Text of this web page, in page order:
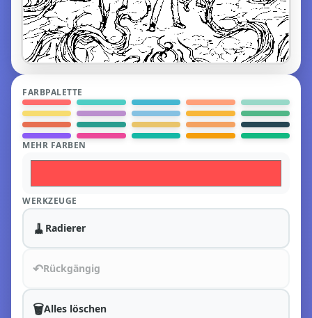
FARBPALETTE
MEHR FARBEN
WERKZEUGE
🧹 Radierer
↶Rückgängig
🗑️Alles löschen